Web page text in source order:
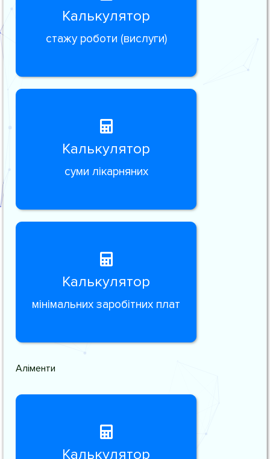
Калькулятор
стажу роботи (вислуги)
Калькулятор
суми лікарняних
Калькулятор
мінімальних заробітних плат
Аліменти
Калькулятор